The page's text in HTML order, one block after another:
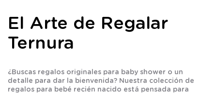
El Arte de Regalar
Ternura
¿Buscas regalos originales para baby shower o un
detalle para dar la bienvenida? Nuestra colección de
regalos para bebé recién nacido está pensada para